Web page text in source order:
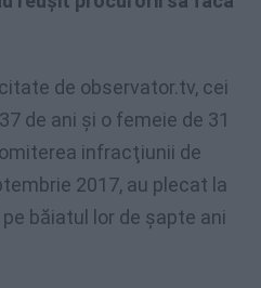
de observator.tv, cei
de ani şi o femeie de 31
infracţiunii de
2017, au plecat la
băiatul lor de şapte ani